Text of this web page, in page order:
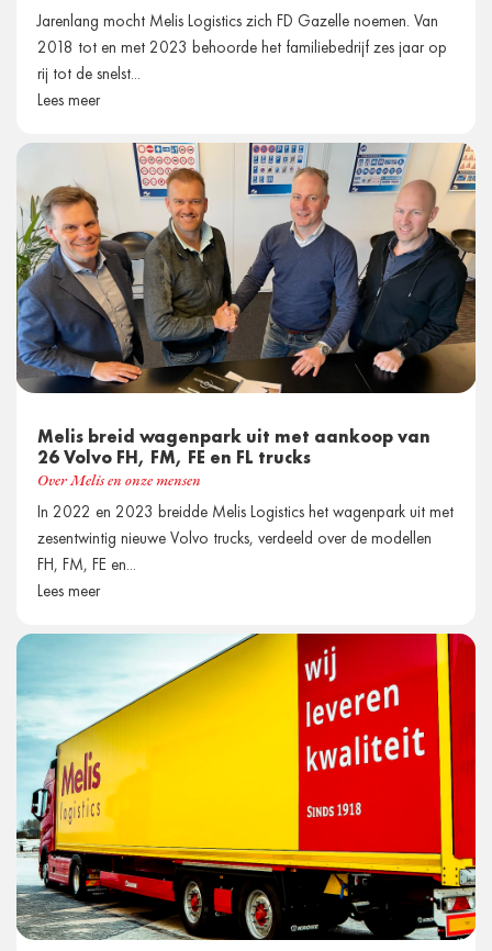
Jarenlang mocht Melis Logistics zich FD Gazelle noemen. Van
2018 tot en met 2023 behoorde het familiebedrijf zes jaar op
rij tot de snelst...
Lees meer
Melis breid wagenpark uit met aankoop van
26 Volvo FH, FM, FE en FL trucks
Over Melis en onze mensen
In 2022 en 2023 breidde Melis Logistics het wagenpark uit met
zesentwintig nieuwe Volvo trucks, verdeeld over de modellen
FH, FM, FE en...
Lees meer